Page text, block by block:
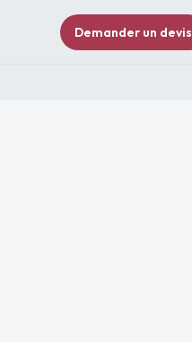
Demander un devis